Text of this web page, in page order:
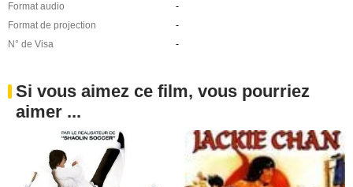
Format audio
-
Format de projection
-
N° de Visa
-
Si vous aimez ce film, vous pourriez
aimer ...